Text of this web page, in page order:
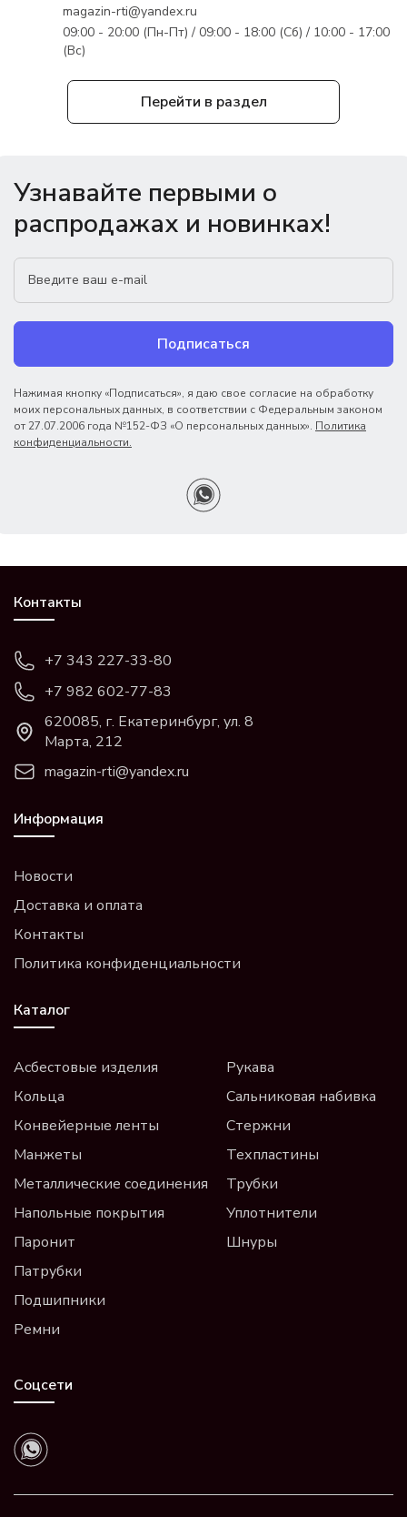
Перейти в раздел
magazin-rti@yandex.ru
09:00 - 20:00 (Пн-Пт) / 09:00 - 18:00 (Сб) / 10:00 - 17:00
(Вс)
Узнавайте первыми о
распродажах и новинках!
Подписаться
Нажимая кнопку «Подписаться», я даю свое согласие на обработку
моих персональных данных, в соответствии с Федеральным законом
от 27.07.2006 года №152-ФЗ «О персональных данных». Политика
конфиденциальности.
Контакты
+7 343 227-33-80
+7 982 602-77-83
620085, г. Екатеринбург, ул. 8
Марта, 212
magazin-rti@yandex.ru
Информация
Новости
Доставка и оплата
Контакты
Политика конфиденциальности
Каталог
Асбестовые изделия
Кольца
Конвейерные ленты
Манжеты
Металлические соединения
Напольные покрытия
Паронит
Патрубки
Подшипники
Ремни
Рукава
Сальниковая набивка
Стержни
Техпластины
Трубки
Уплотнители
Шнуры
Соцсети